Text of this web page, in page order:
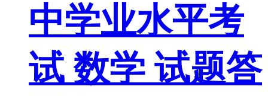
中学业水平考
试 数学 试题答